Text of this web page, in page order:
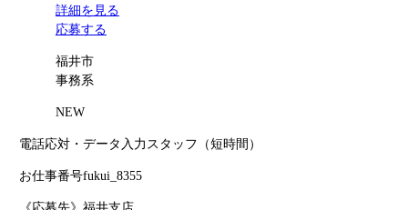
詳細を見る
応募する
福井市
事務系
NEW
電話応対・データ入力スタッフ（短時間）
お仕事番号fukui_8355